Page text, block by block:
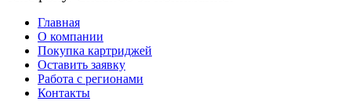
Главная
О компании
Покупка картриджей
Оставить заявку
Работа с регионами
Контакты